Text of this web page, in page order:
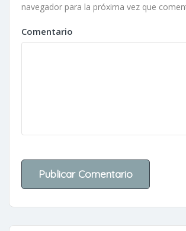
navegador para la próxima vez que
Comentario